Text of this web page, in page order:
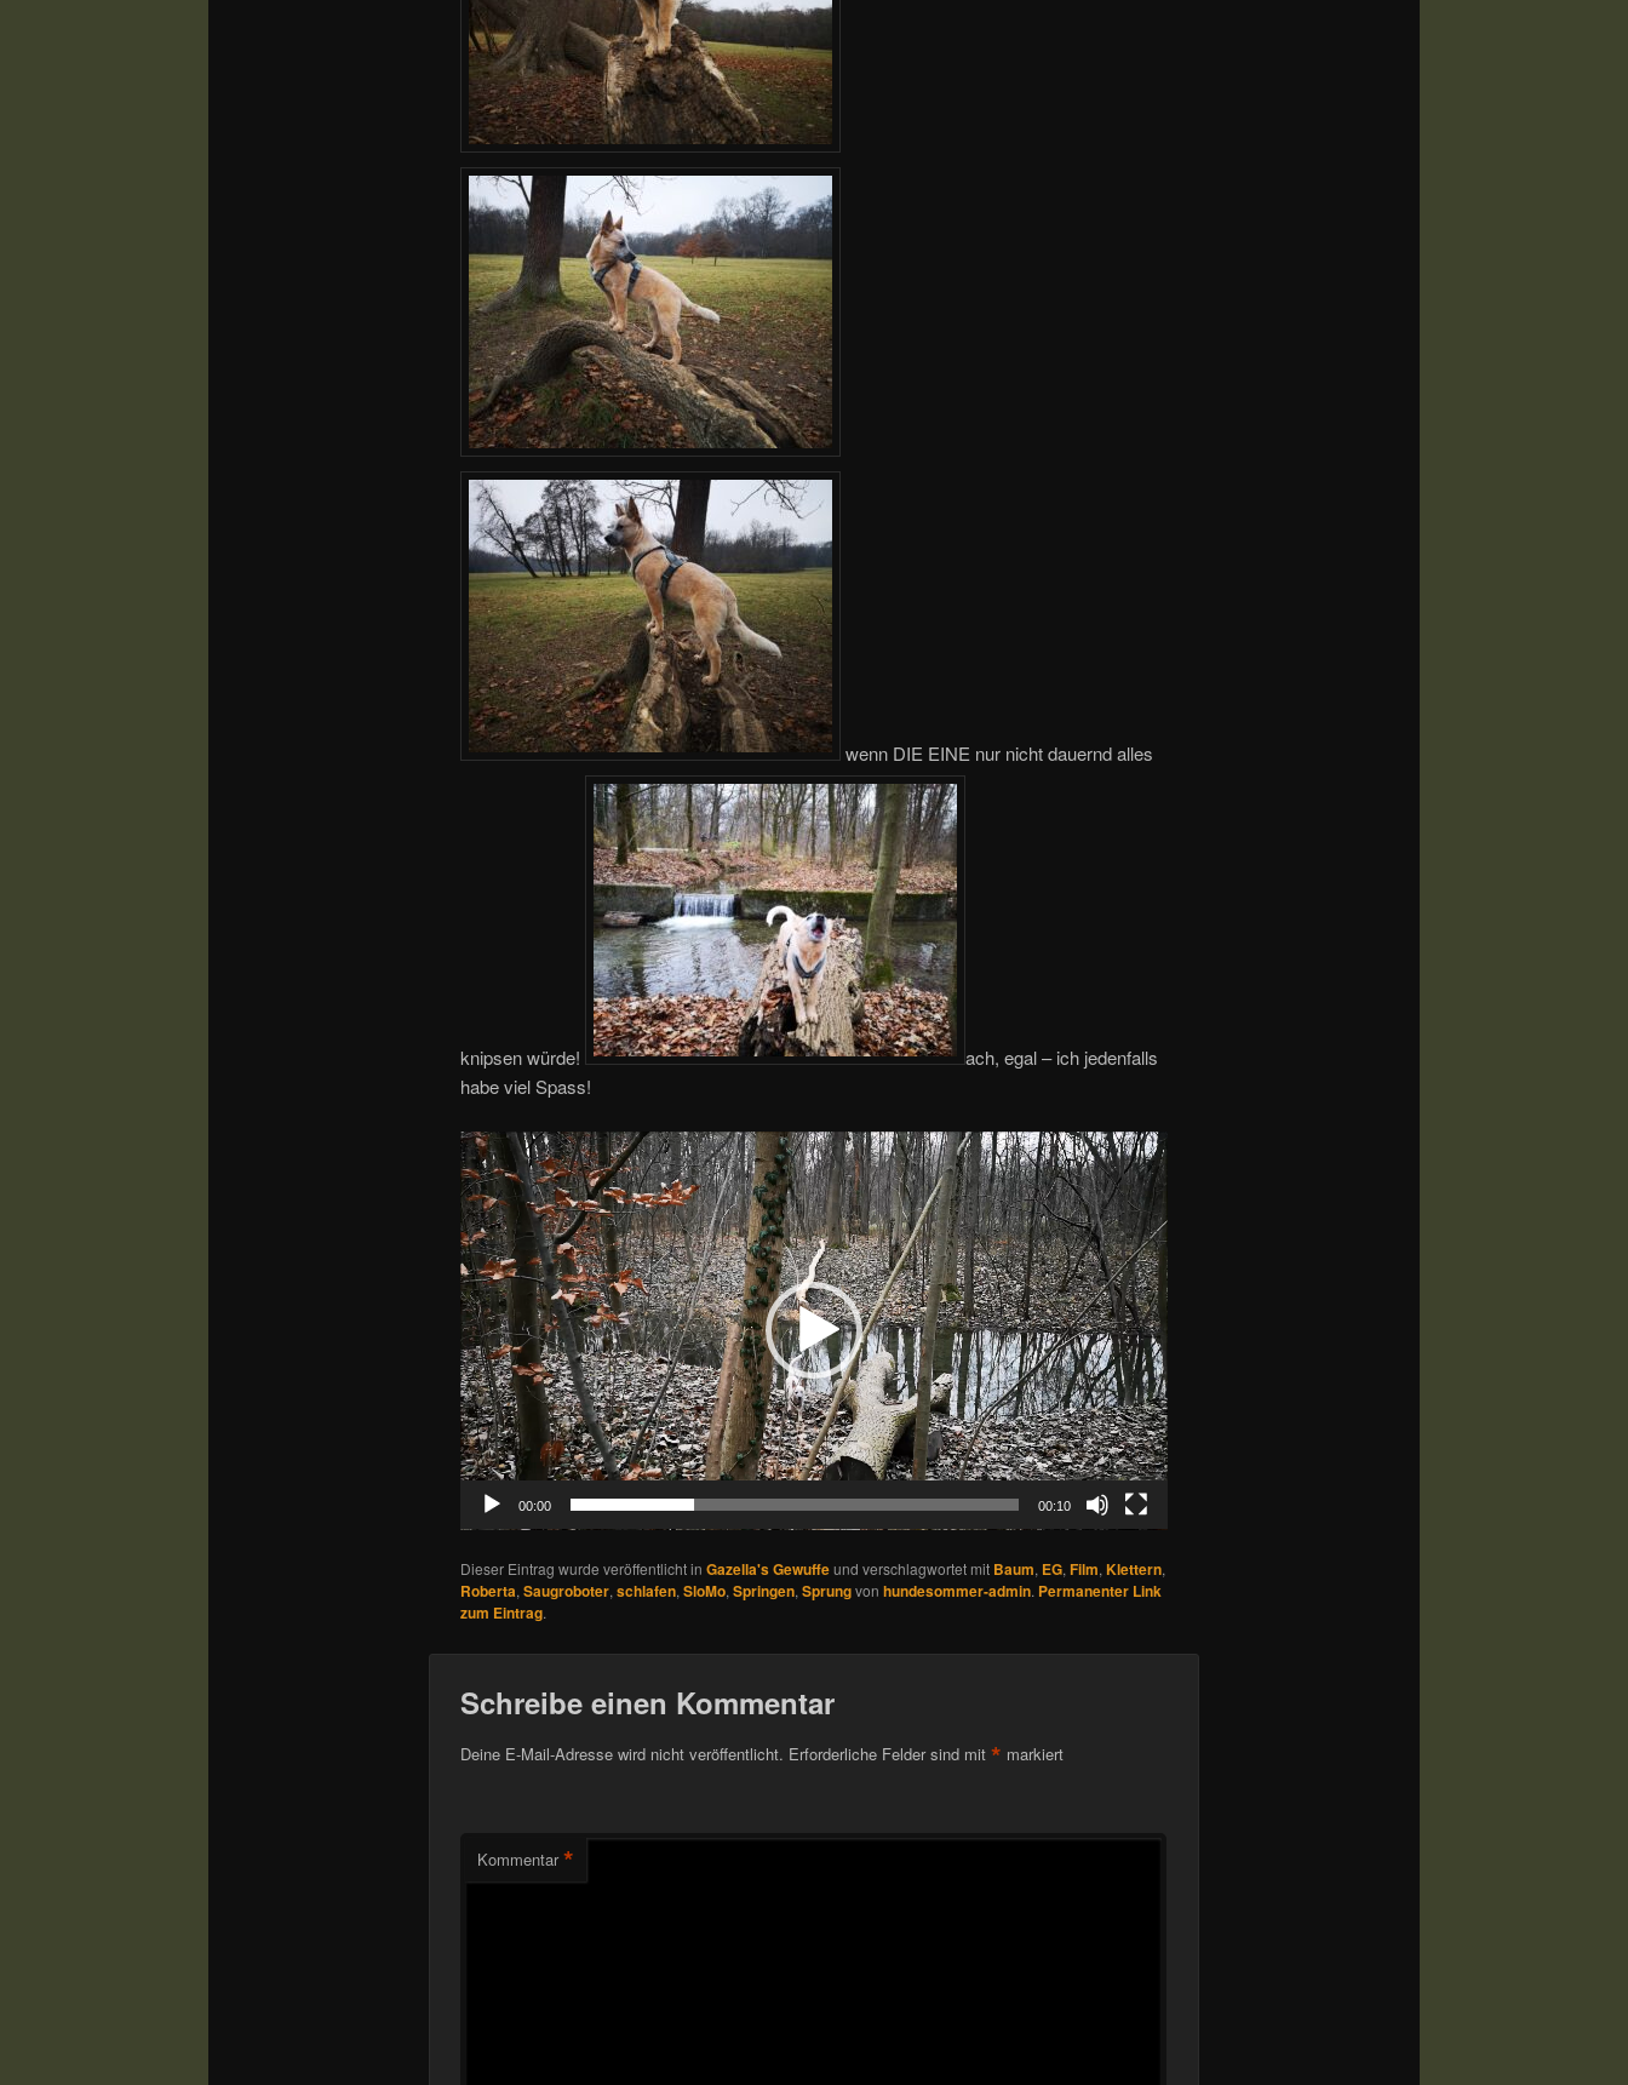
wenn DIE EINE nur nicht dauernd alles
knipsen würde!
ach, egal – ich jedenfalls
habe viel Spass!
Video-
Player
00:00 00:10
Dieser Eintrag wurde veröffentlicht in Gazella's Gewuffeund verschlagwortet mit Baum, EG, Film, Klettern,
Roberta, Saugroboter, schlafen, SloMo, Springen, Sprungvon hundesommer-admin. Permanenter Link
zum Eintrag.
Schreibe einen Kommentar
Deine E-Mail-Adresse wird nicht veröffentlicht. Erforderliche Felder sind mit * markiert
Kommentar *